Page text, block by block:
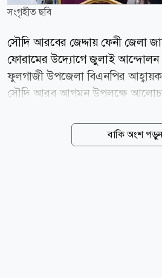
সংগৃহীত ছবি
সৌদি আরবের জেদ্দায় ফেনী জেলা
ফোরামের উদ্যোগে জুলাই আন্দোলন
ফুলগাজী উপজেলা বিএনপির
সৌদি আরব আগমন উপলক্ষে
জাতীয় নির্বাহী কমিটির সদস্য ও
ফোর্স সৌদি আরব কেন্দ্রীয় কমিটির
বাকি অংশ